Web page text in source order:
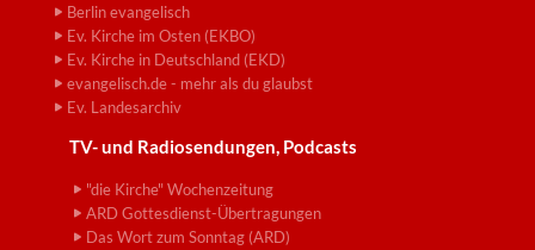
Berlin evangelisch
Ev. Kirche im Osten (EKBO)
Ev. Kirche in Deutschland (EKD)
evangelisch.de - mehr als du glaubst
Ev. Landesarchiv
TV- und Radiosendungen, Podcasts
"die Kirche" Wochenzeitung
ARD Gottesdienst-Übertragungen
Das Wort zum Sonntag (ARD)